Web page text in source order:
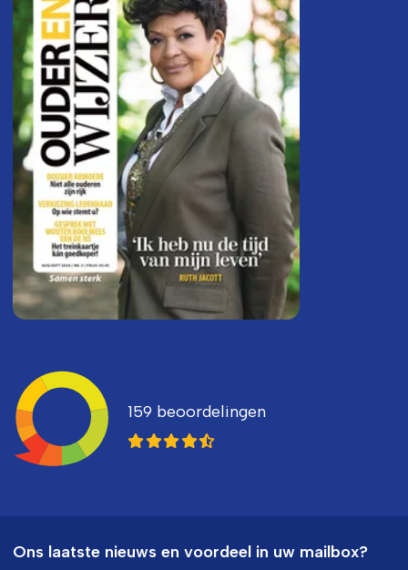
159 beoordelingen
Ons laatste nieuws en voordeel in uw mailbox?